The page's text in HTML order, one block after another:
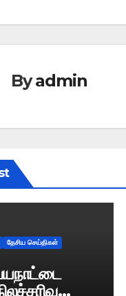
Byadmin
தேசிய செய்திகள்